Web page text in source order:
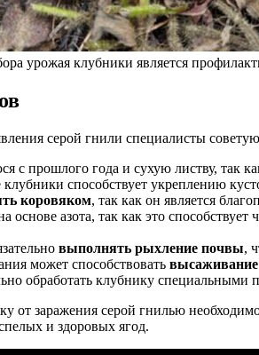
урожая клубники является
серой гнили специалисты
с прошлого года и сухую листву, так
способствует укреплению
коровяком, так как он является
основе азота, так как это
выполнять рыхление почвы,
может способствовать высаживание
обработать клубнику
от заражения серой гнилью
и здоровых ягод.